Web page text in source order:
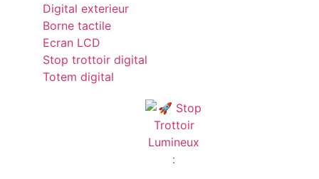
Digital exterieur
Borne tactile
Ecran LCD
Stop trottoir digital
Totem digital